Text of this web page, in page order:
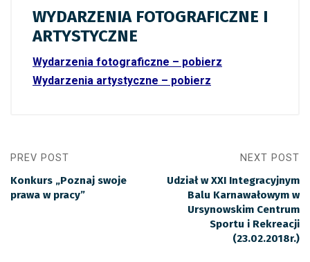
WYDARZENIA FOTOGRAFICZNE I
ARTYSTYCZNE
Wydarzenia fotograficzne – pobierz
Wydarzenia artystyczne – pobierz
PREV POST
Konkurs „Poznaj swoje
prawa w pracy”
NEXT POST
Udział w XXI Integracyjnym
Balu Karnawałowym w
Ursynowskim Centrum
Sportu i Rekreacji
(23.02.2018r.)